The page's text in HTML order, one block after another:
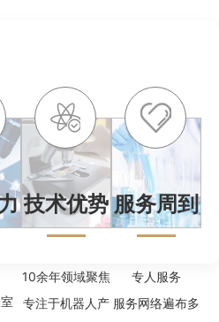
技术优势
10余年领域聚焦
专注于机器人产
服务周到
专人服务
服务网络遍布多